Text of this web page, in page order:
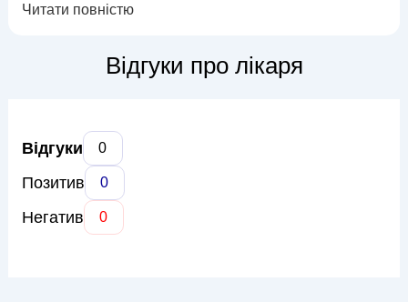
справлятися з такими станами, як інфекції сечовивідних
чоловіче безпліддя. В...
Читати повністю
Відгуки про лікаря
Відгуки 0
Позитив 0
Негатив 0